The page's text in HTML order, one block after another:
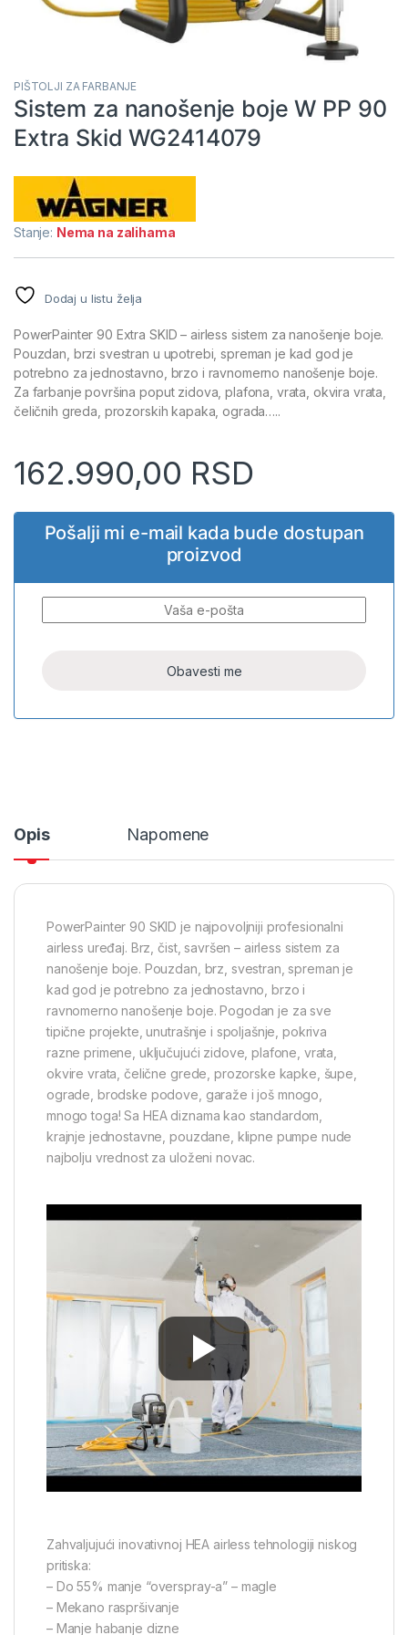
PIŠTOLJI ZA FARBANJE
Sistem za nanošenje boje W PP 90
Extra Skid WG2414079
Stanje: Nema na zalihama
Dodaj u listu želja
PowerPainter 90 Extra SKID – airless sistem za nanošenje boje.
Pouzdan, brzi svestran u upotrebi, spreman je kad god je
potrebno za jednostavno, brzo i ravnomerno nanošenje boje.
Za farbanje površina poput zidova, plafona, vrata, okvira vrata,
čeličnih greda, prozorskih kapaka, ograda…..
162.990,00 RSD
Pošalji mi e-mail kada bude dostupan
proizvod
Opis Napomene
PowerPainter 90 SKID je najpovoljniji profesionalni
airless urеđaj. Brz, čist, savršen – airless sistem za
nanošenje boje. Pouzdan, brz, svestran, spreman je
kad god je potrebno za jednostavno, brzo i
ravnomerno nanošenje boje. Pogodan je za sve
tipične projekte, unutrašnje i spoljašnje, pokriva
razne primene, uključujući zidove, plafone, vrata,
okvire vrata, čelične grede, prozorske kapke, šupe,
ograde, brodske podove, garaže i još mnogo,
mnogo toga! Sa HEA diznama kao standardom,
krajnje jednostavne, pouzdane, klipne pumpe nude
najbolju vrednost za uloženi novac.
Zahvaljujući inovativnoj HEA airless tehnologiji niskog
pritiska:
– Do 55% manje “overspray-a” – magle
– Mekano raspršivanje
– Manje habanje dizne